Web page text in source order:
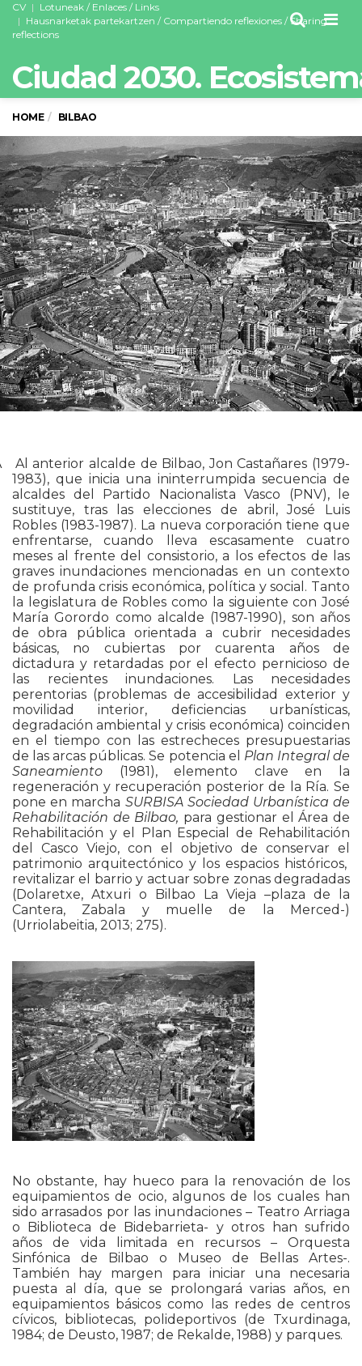
CV
Lotuneak / Enlaces / Links
Hausnarketak partekartzen / Compartiendo reflexiones / Sharing
reflections
Ciudad 2030.
HOME BILBAO
Al anterior alcalde de Bilbao, Jon Castañares (1979-
1983), que inicia una ininterrumpida secuencia de
alcaldes del Partido Nacionalista Vasco (PNV), le
sustituye, tras las elecciones de abril, José Luis
Robles (1983-1987). La nueva corporación tiene que
enfrentarse, cuando lleva escasamente cuatro
meses al frente del consistorio, a los efectos de las
graves inundaciones mencionadas en un contexto
de profunda crisis económica, política y social. Tanto
la legislatura de Robles como la siguiente con José
María Gorordo como alcalde (1987-1990), son años
de obra pública orientada a cubrir necesidades
básicas, no cubiertas por cuarenta años de
dictadura y retardadas por el efecto pernicioso de
las recientes inundaciones. Las necesidades
perentorias (problemas de accesibilidad exterior y
movilidad interior, deficiencias urbanísticas,
degradación ambiental y crisis económica) coinciden
en el tiempo con las estrecheces presupuestarias
de las arcas públicas. Se potencia el Plan Integral de
Saneamiento (1981), elemento clave en la
regeneración y recuperación posterior de la Ría. Se
pone en marcha SURBISA Sociedad Urbanística de
Rehabilitación de Bilbao, para gestionar el Área de
Rehabilitación y el Plan Especial de Rehabilitación
del Casco Viejo, con el objetivo de conservar el
patrimonio arquitectónico y los espacios históricos,
revitalizar el barrio y actuar sobre zonas degradadas
(Dolaretxe, Atxuri o Bilbao La Vieja –plaza de la
Cantera, Zabala y muelle de la Merced-)
(Urriolabeitia, 2013; 275).
No obstante, hay hueco para la renovación de los
equipamientos de ocio, algunos de los cuales han
sido arrasados por las inundaciones – Teatro Arriaga
o Biblioteca de Bidebarrieta- y otros han sufrido
años de vida limitada en recursos – Orquesta
Sinfónica de Bilbao o Museo de Bellas Artes-.
También hay margen para iniciar una necesaria
puesta al día, que se prolongará varias años, en
equipamientos básicos como las redes de centros
cívicos, bibliotecas, polideportivos (de Txurdinaga,
1984; de Deusto, 1987; de Rekalde, 1988) y parques.